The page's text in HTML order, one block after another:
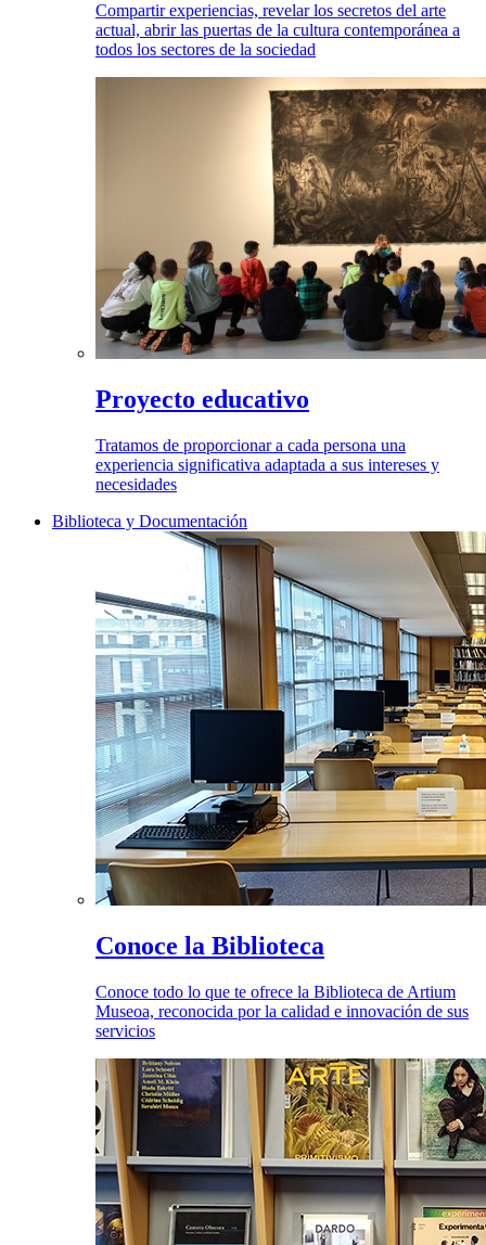
Compartir experiencias, revelar los secretos del arte
actual, abrir las puertas de la cultura contemporánea a
todos los sectores de la sociedad
Proyecto educativo
Tratamos de proporcionar a cada persona una
experiencia significativa adaptada a sus intereses y
necesidades
Biblioteca y Documentación
Conoce la Biblioteca
Conoce todo lo que te ofrece la Biblioteca de Artium
Museoa, reconocida por la calidad e innovación de sus
servicios